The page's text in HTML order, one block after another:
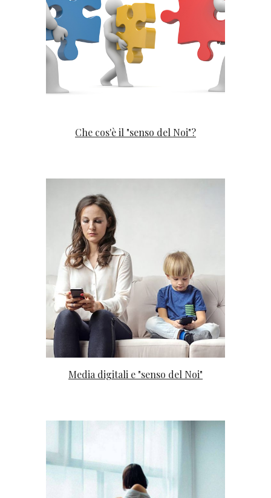
Che cos'è il "senso del Noi"?
Media digitali e "senso del Noi"